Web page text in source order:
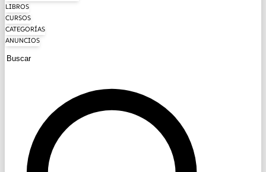
LIBROS
CURSOS
CATEGORÍAS
ANUNCIOS